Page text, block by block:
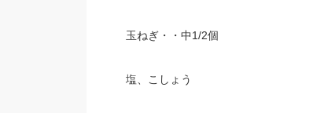
玉ねぎ・・中1/2個
塩、こしょう